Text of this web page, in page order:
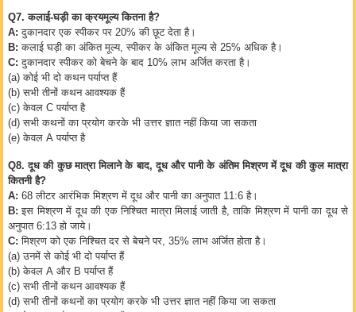
Q7.कलाई-घड़ी का क्रयमूल्य कितना है?
A: दुकानदार एक स्पीकर पर 20% की छूट देता है।
B:कलाई घड़ी का अंकित मूल्य,स्पीकर के अंकित मूल्य से 25% अधिक है।
C: दुकानदार स्पीकर को बेचने के बाद 10% लाभ अर्जित करता है।
(a)कोई भी दो कथन पर्याप्त हैं
(b)सभी तीनों कथन आवश्यक हैं
(c)केवल Cपर्याप्त है
(d)सभी कथनों का प्रयोग करके भी उत्तर ज्ञात नहीं किया जा सकता
(e)केवल Aपर्याप्त है
Q8.दूध की कुछ मात्रा मिलाने के बाद,दूध और पानी के अंतिम मिश्रण में दूध की कुल मात्रा
कितनी है?
A: 68 लीटर आरंभिक मिश्रण में दूध और पानी का अनुपात 11:6 है।
B: इस मिश्रण में दूध की एक निश्चित मात्रा मिलाई जाती है,ताकि मिश्रण में पानी का दूध से
अनुपात 6:13 हो जाये।
C: मिश्रण को एक निश्चित दर से बेचने पर, 35% लाभ अर्जित होता है।
(a)उनमें से कोई भी दो पर्याप्त हैं
(b)केवल A और Bपर्याप्त हैं
(c)सभी तीनों कथन आवश्यक हैं
(d)सभी तीनों कथनों का प्रयोग करके भी उत्तर ज्ञात नहीं किया जा सकता